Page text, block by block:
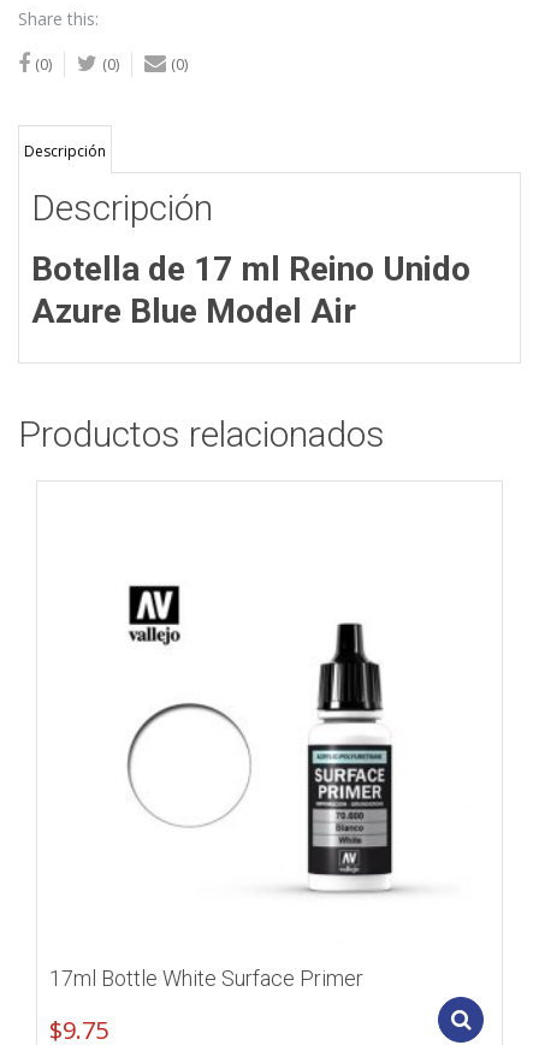
cantidad
Share this:
(0) (0) (0)
Descripción
Descripción
Botella de 17 ml Reino Unido
Azure Blue Model Air
Productos relacionados
17ml Bottle White Surface Primer
$9.75